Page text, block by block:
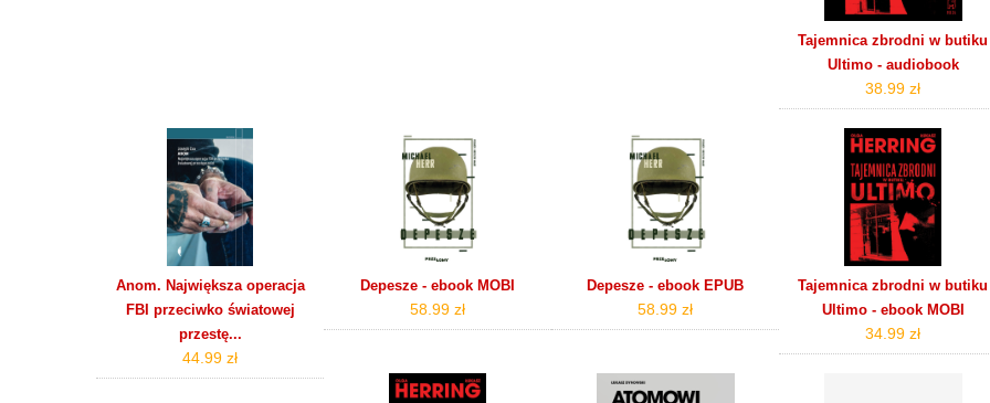
Tajemnica zbrodni w butiku
Ultimo - audiobook
38.99 zł
Anom. Największa operacja
FBI przeciwko światowej
przestę...
44.99 zł
Depesze - ebook MOBI
58.99 zł
Depesze - ebook EPUB
58.99 zł
Tajemnica zbrodni w butiku
Ultimo - ebook MOBI
34.99 zł